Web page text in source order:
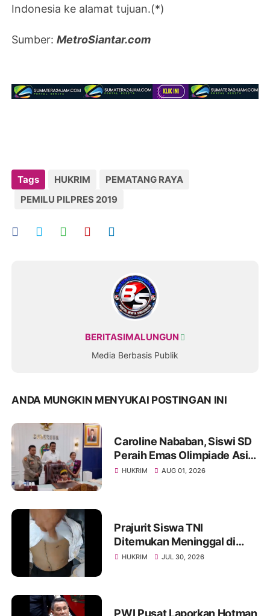
Indonesia ke alamat tujuan.(*)
Sumber:MetroSiantar.com
Tags HUKRIM
PEMATANG RAYA
PEMILU PILPRES 2019
BERITASIMALUNGUN
Media Berbasis Publik
ANDA MUNGKIN MENYUKAI POSTINGAN INI
Caroline Nababan, Siswi SD
Peraih Emas Olimpiade Asia
Dihadiahi Rumah hingga
HUKRIM AUG 01, 2026
Prajurit Siswa TNI
Ditemukan Meninggal di
Rindam I/BB, Penyelidikan
HUKRIM JUL 30, 2026